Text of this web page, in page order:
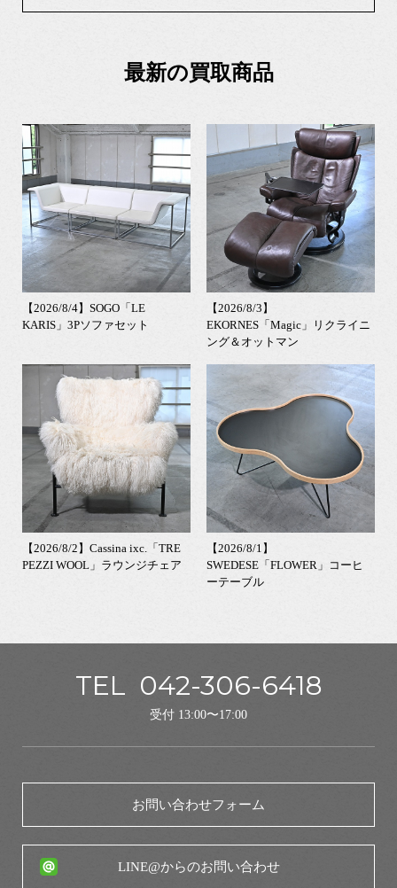
最新の買取商品
【2026/8/4】SOGO「LE
KARIS」3Pソファセット
【2026/8/3】
EKORNES「Magic」リクライニ
ング＆オットマン
【2026/8/2】Cassina ixc.「TRE
PEZZI WOOL」ラウンジチェア
【2026/8/1】
SWEDESE「FLOWER」コーヒ
ーテーブル
TEL 042-306-6418
受付 13:00〜17:00
お問い合わせフォーム
LINE@からのお問い合わせ